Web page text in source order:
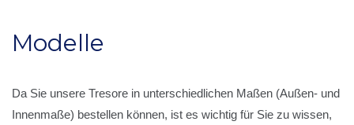
Modelle
Da Sie unsere Tresore in unterschiedlichen Maßen (Außen- und
Innenmaße) bestellen können, ist es wichtig für Sie zu wissen,